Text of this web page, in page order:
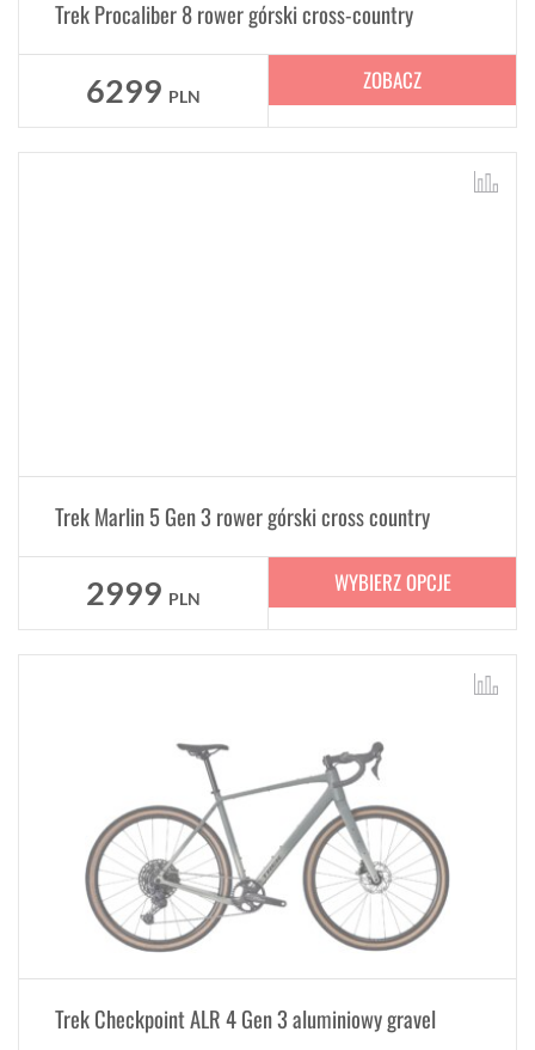
Trek Procaliber 8 rower górski cross-country
6299 PLN
ZOBACZ
Trek Marlin 5 Gen 3 rower górski cross country
2999 PLN
WYBIERZ OPCJE
Trek Checkpoint ALR 4 Gen 3 aluminiowy gravel